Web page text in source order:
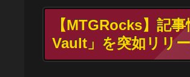
【MTGRocks】記
Vault」を突如リリー